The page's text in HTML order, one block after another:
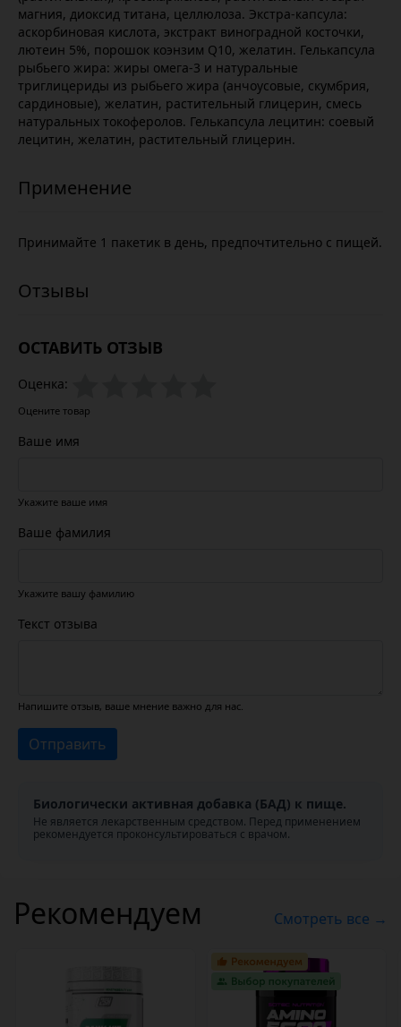
магния, диоксид титана, целлюлоза. Экстра-капсула:
аскорбиновая кислота, экстракт виноградной косточки,
лютеин 5%, порошок коэнзим Q10, желатин. Гелькапсула
рыбьего жира: жиры омега-3 и натуральные
триглицериды из рыбьего жира (анчоусовые, скумбрия,
сардиновые), желатин, растительный глицерин, смесь
натуральных токоферолов. Гелькапсула лецитин: соевый
лецитин, желатин, растительный глицерин.
Принимайте 1 пакетик в день, предпочтительно с пищей.
ОСТАВИТЬ ОТЗЫВ
Оценка:
Оцените товар
Ваше имя
Укажите ваше имя
Ваше фамилия
Укажите вашу фамилию
Текст отзыва
Напишите отзыв, ваше мнение важно для нас.
Отправить
Биологически активная добавка (БАД) к пище.
Не является лекарственным средством. Перед применением
рекомендуется проконсультироваться с врачом.
Рекомендуем Смотреть все →